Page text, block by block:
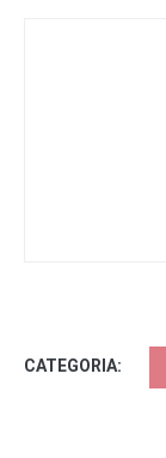
CATEGORIA: